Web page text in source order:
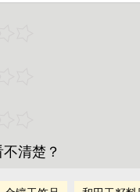
不清楚？